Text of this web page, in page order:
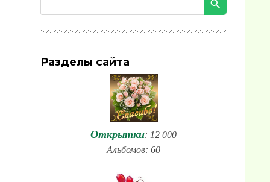
Разделы сайта
Открытки: 12 000
Альбомов: 60